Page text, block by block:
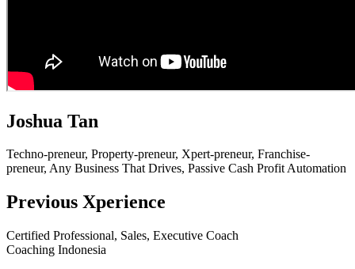
Joshua Tan
Techno-preneur, Property-preneur, Xpert-preneur, Franchise-
preneur, Any Business That Drives, Passive Cash Profit Automation
Previous Xperience
Certified Professional, Sales, Executive Coach
Coaching Indonesia